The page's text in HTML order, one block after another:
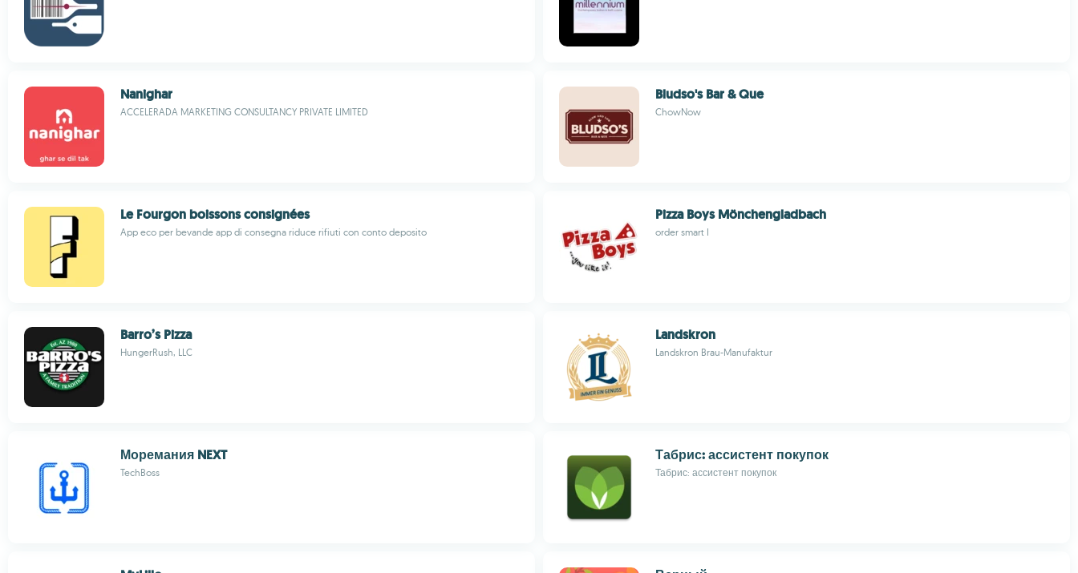
Nanighar
ACCELERADA MARKETING CONSULTANCY PRIVATE LIMITED
Bludso's Bar & Que
ChowNow
Le Fourgon boissons consignées
App eco per bevande app di consegna riduce rifiuti con conto deposito
Pizza Boys Mönchengladbach
order smart I
Barro’s Pizza
HungerRush, LLC
Landskron
Landskron Brau-Manufaktur
Моремания NEXT
TechBoss
Табрис: ассистент покупок
Табрис: ассистент покупок